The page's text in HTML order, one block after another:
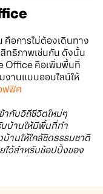
คือการไม่ต้องเดินทาง
ทธิภาพเช่นกัน ดังนั้น
Office คือเพิ่มพื้นที่
งานแบบออนไลน์ให้
ฟฟิศ
ากับวิถีชีวิตใหม่ๆ
บบ้านให้มีพื้นที่ทำ
านให้ใกล้ชิดธรรมชาติ
ไว้สำหรับช้อปปิ้งของ